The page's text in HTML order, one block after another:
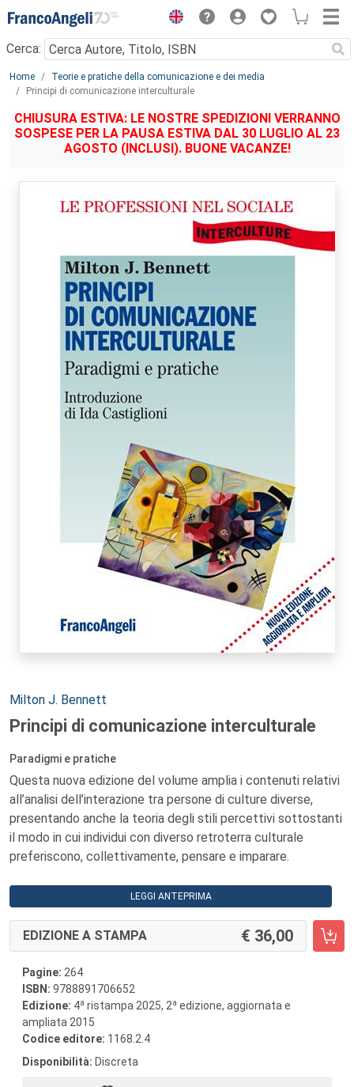
Menu
Cerca:
Main content
Home
Teorie e pratiche della comunicazione e dei media
Principi di comunicazione interculturale
CHIUSURA ESTIVA: LE NOSTRE SPEDIZIONI VERRANNO
SOSPESE PER LA PAUSA ESTIVA DAL 30 LUGLIO AL 23
AGOSTO (INCLUSI). BUONE VACANZE!
Autori:
Milton J. Bennett
Principi di comunicazione interculturale
Paradigmi e pratiche
Questa nuova edizione del volume amplia i contenuti relativi
all’analisi dell’interazione tra persone di culture diverse,
presentando anche la teoria degli stili percettivi sottostanti
il modo in cui individui con diverso retroterra culturale
preferiscono, collettivamente, pensare e imparare.
LEGGI ANTEPRIMA
EDIZIONE A STAMPA 36,00
Pagine: 264
ISBN: 9788891706652
Edizione: 4a ristampa 2025, 2a edizione, aggiornata e
ampliata 2015
Codice editore: 1168.2.4
Disponibilità: Discreta